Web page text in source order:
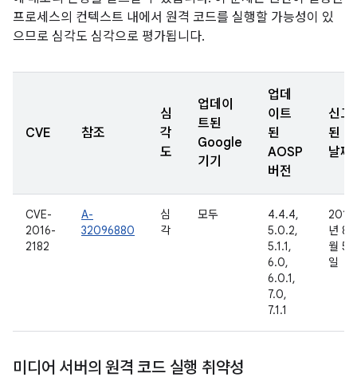
프로세스의 컨텍스트 내에서 원격 코드를 실행할 가능성이 있
으므로 심각도 심각으로 평가됩니다.
CVE 참조
심
각
도
업데이
트된
Google
기기
업데
이트
된
AOSP
버전
신고
된
날짜
CVE-
2016-
2182
A-
32096880
심
각
모두
4.4.4,
5.0.2,
5.1.1,
6.0,
6.0.1,
7.0,
7.1.1
2016
년 8
월 5
일
미디어 서버의 원격 코드 실행 취약성